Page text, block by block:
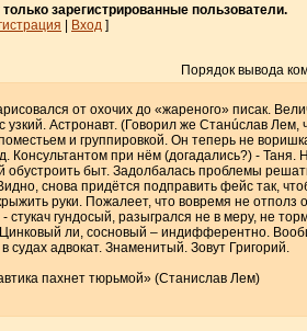
зарегистрированные пользователи.
| Вход ]
Порядок вывода
от охочих до «жареного» писак.
Астронавт. (Говорил же Станúслав Лем,
и группировкой. Он теперь не
при нём (догадались?) - Таня.
обустроить быт. Задолбалась проблемы
снова придётся подправить фейс так,
руки. Пожалеет, что вовремя не отполз
гундосый, разыгрался не в меру, не
ли, сосновый – индифферентно.
адвокат. Знаменитый. Зовут Григорий.
пахнет тюрьмой» (Станислав Лем)